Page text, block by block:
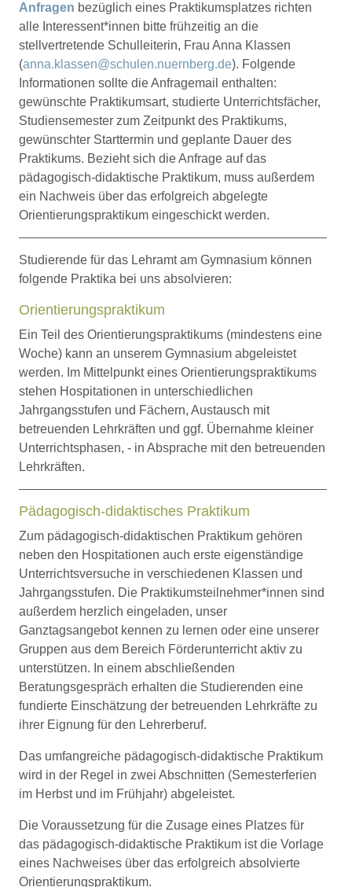
Anfragen bezüglich eines Praktikumsplatzes richten
alle Interessent*innen bitte frühzeitig an die
stellvertretende Schulleiterin, Frau Anna Klassen
(anna.klassen@schulen.nuernberg.de). Folgende
Informationen sollte die Anfragemail enthalten:
gewünschte Praktikumsart, studierte Unterrichtsfächer,
Studiensemester zum Zeitpunkt des Praktikums,
gewünschter Starttermin und geplante Dauer des
Praktikums. Bezieht sich die Anfrage auf das
pädagogisch-didaktische Praktikum, muss außerdem
ein Nachweis über das erfolgreich abgelegte
Orientierungspraktikum eingeschickt werden.
Studierende für das Lehramt am Gymnasium können
folgende Praktika bei uns absolvieren:
Orientierungspraktikum
Ein Teil des Orientierungspraktikums (mindestens eine
Woche) kann an unserem Gymnasium abgeleistet
werden. Im Mittelpunkt eines Orientierungspraktikums
stehen Hospitationen in unterschiedlichen
Jahrgangsstufen und Fächern, Austausch mit
betreuenden Lehrkräften und ggf. Übernahme kleiner
Unterrichtsphasen, - in Absprache mit den betreuenden
Lehrkräften.
Pädagogisch-didaktisches Praktikum
Zum pädagogisch-didaktischen Praktikum gehören
neben den Hospitationen auch erste eigenständige
Unterrichtsversuche in verschiedenen Klassen und
Jahrgangsstufen. Die Praktikumsteilnehmer*innen sind
außerdem herzlich eingeladen, unser
Ganztagsangebot kennen zu lernen oder eine unserer
Gruppen aus dem Bereich Förderunterricht aktiv zu
unterstützen. In einem abschließenden
Beratungsgespräch erhalten die Studierenden eine
fundierte Einschätzung der betreuenden Lehrkräfte zu
ihrer Eignung für den Lehrerberuf.
Das umfangreiche pädagogisch-didaktische Praktikum
wird in der Regel in zwei Abschnitten (Semesterferien
im Herbst und im Frühjahr) abgeleistet.
Die Voraussetzung für die Zusage eines Platzes für
das pädagogisch-didaktische Praktikum ist die Vorlage
eines Nachweises über das erfolgreich absolvierte
Orientierungspraktikum.